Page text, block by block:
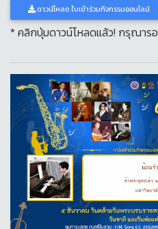
ดาวน์โหลด ใบเข้าร่วมกิจกรรมออนไลน์
* คลิกปุ่มดาวน์โหลดแล้ว! กรุณาร